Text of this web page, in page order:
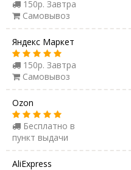
150р. Завтра
Самовывоз
Яндекс Маркет
150р. Завтра
Самовывоз
Ozon
Бесплатно в
пункт выдачи
AliExpress